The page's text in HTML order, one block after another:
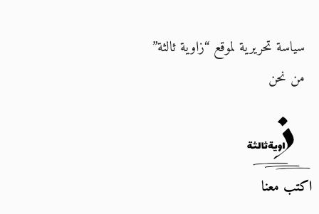
سياسة تحريرية لموقع “زاوية ثالثة”
من نحن
اكتب معنا